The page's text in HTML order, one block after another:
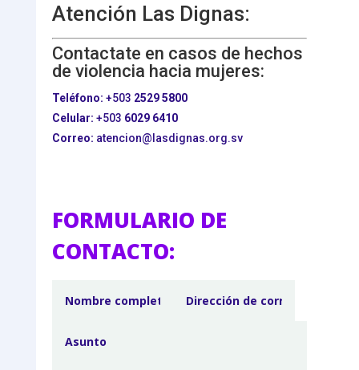
Atención Las Dignas:
Contactate en casos de hechos
de violencia hacia mujeres:
Teléfono: +503 2529 5800
Celular: +503 6029 6410
Correo: atencion@lasdignas.org.sv
FORMULARIO DE
CONTACTO: